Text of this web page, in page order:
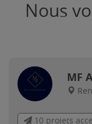
Nous
MF
10 projets